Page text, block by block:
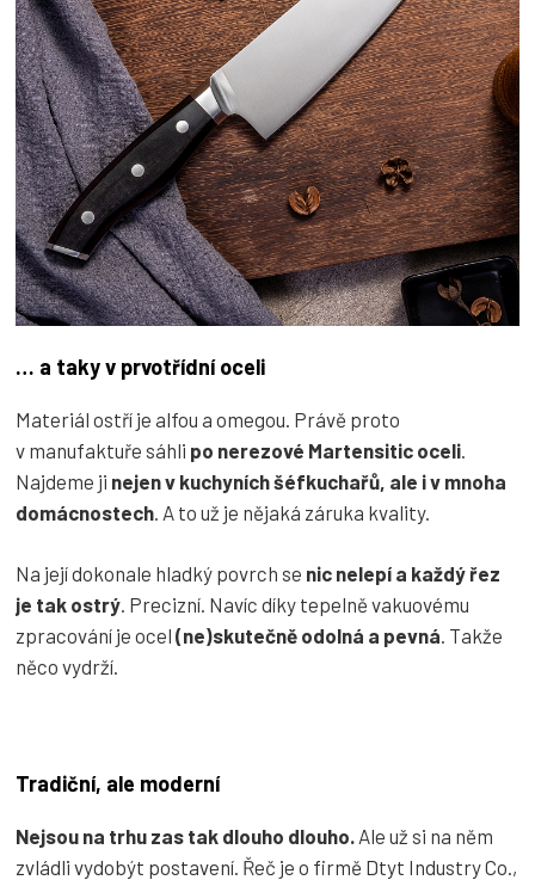
… a taky v prvotřídní oceli
Materiál ostří je alfou a omegou. Právě proto
v manufaktuře sáhli po nerezové Martensitic oceli
Najdeme ji nejen v kuchyních šéfkuchařů, ale i v mnoha
domácnostech . A to už je nějaká záruka kvality.
Na její dokonale hladký povrch se nic nelepí a každý řez
je tak ostrý . Precizní. Navíc díky tepelně vakuovému
zpracování je ocel (ne)skutečně odolná a pevná . Takže
něco vydrží.
Tradiční, ale moderní
Nejsou na trhu zas tak dlouho dlouho. Ale už si na něm
zvládli vydobýt postavení. Řeč je o firmě Dtyt Industry Co.,